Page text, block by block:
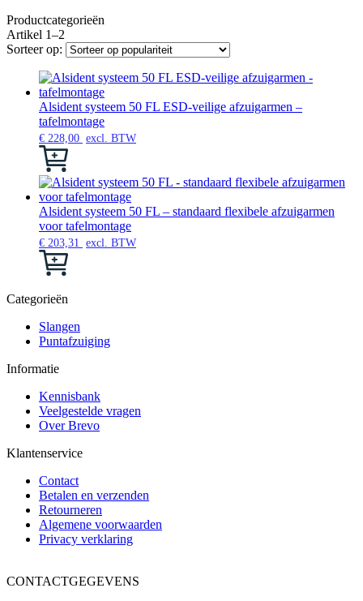
Productcategorieën
Artikel 1–2
Sorteer op:
Alsident systeem 50 FL ESD-veilige afzuigarmen –
tafelmontage
€ 228,00 excl. BTW
Dit
heeft
meerdere
variaties.
Deze
optie
kan
productpagina
Alsident systeem 50 FL – standaard flexibele afzuigarmen
voor tafelmontage
€ 203,31 excl. BTW
Dit
meerdere
Deze
optie
op
de
productpagina
Categorieën
Slangen
Puntafzuiging
Informatie
Kennisbank
Veelgestelde vragen
Over Brevo
Klantenservice
Contact
Betalen en verzenden
Retourneren
Algemene voorwaarden
Privacy verklaring
CONTACTGEGEVENS